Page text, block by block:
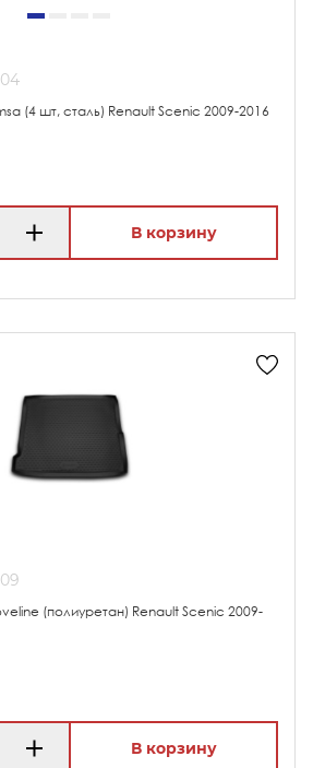
(4 шт, сталь) Renault Scenic 2009-2016
В корзину
(полиуретан) Renault Scenic 2009-
В корзину